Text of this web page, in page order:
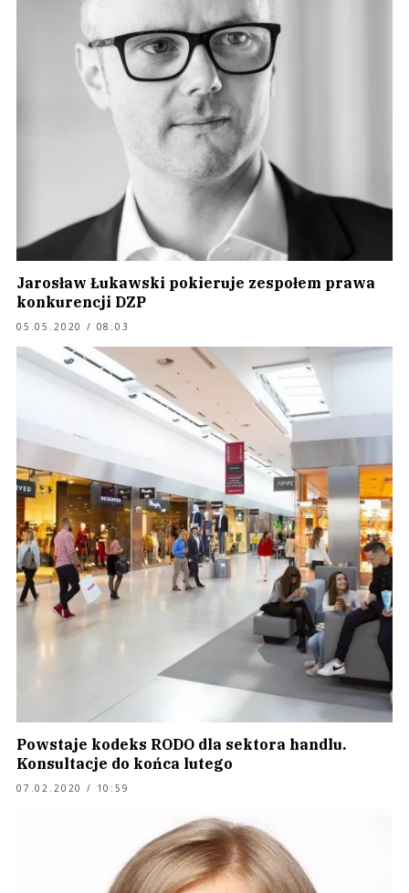
Jarosław Łukawski pokieruje zespołem prawa
konkurencji DZP
05.05.2020 / 08:03
Powstaje kodeks RODO dla sektora handlu.
Konsultacje do końca lutego
07.02.2020 / 10:59